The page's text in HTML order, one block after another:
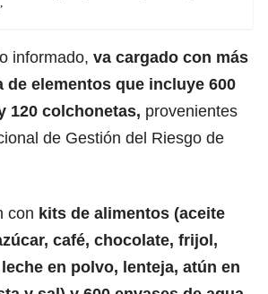
informado, va cargado con más
de elementos que incluye 600
120 colchonetas, provenientes
de Gestión del Riesgo de
con kits de alimentos (aceite
café, chocolate, frijol,
en polvo, lenteja, atún en